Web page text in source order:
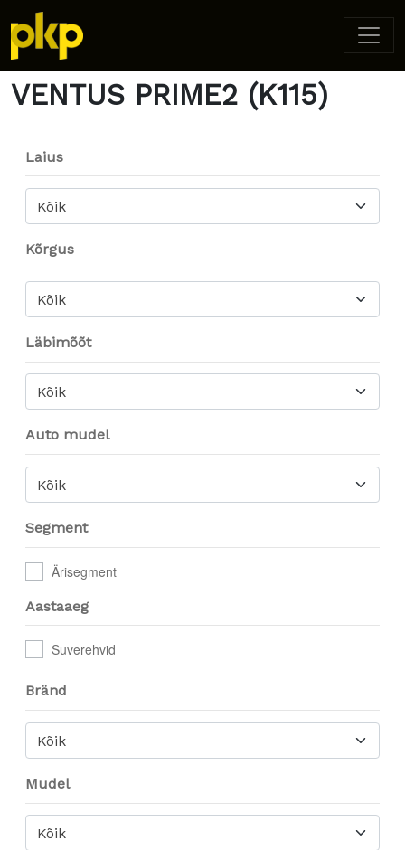
Home/ Product Model / VENTUS PRIME2 (K115)
VENTUS PRIME2 (K115)
Laius
Kõik
Kõrgus
Kõik
Läbimõõt
Kõik
Auto mudel
Kõik
Segment
Ärisegment
Aastaaeg
Suverehvid
Bränd
Kõik
Mudel
Kõik